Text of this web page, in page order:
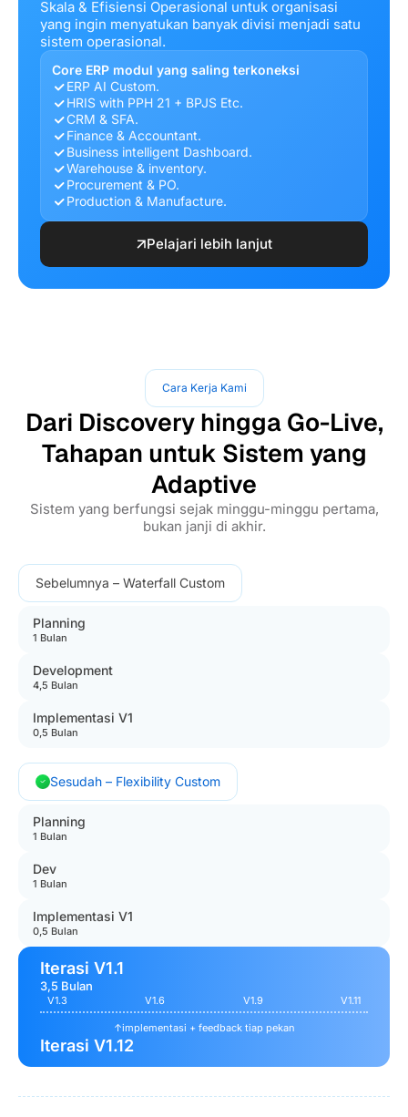
Skala & Efisiensi Operasional untuk organisasi
yang ingin menyatukan banyak divisi menjadi satu
sistem operasional.
Core ERP modul yang saling terkoneksi
ERP AI Custom.
HRIS with PPH 21 + BPJS Etc.
CRM & SFA.
Finance & Accountant.
Business intelligent Dashboard.
Warehouse & inventory.
Procurement & PO.
Production & Manufacture.
Pelajari lebih lanjut
Cara Kerja Kami
Dari Discovery hingga Go-Live,
Tahapan untuk Sistem yang
Adaptive
Sistem yang berfungsi sejak minggu-minggu pertama,
bukan janji di akhir.
Sebelumnya – Waterfall Custom
Planning
1 Bulan
Development
4,5 Bulan
Implementasi V1
0,5 Bulan
Sesudah – Flexibility Custom
Planning
1 Bulan
Dev
1 Bulan
Implementasi V1
0,5 Bulan
Iterasi V1.1
3,5 Bulan
V1.3 V1.6 V1.9 V1.11
↑implementasi + feedback tiap pekan
Iterasi V1.12